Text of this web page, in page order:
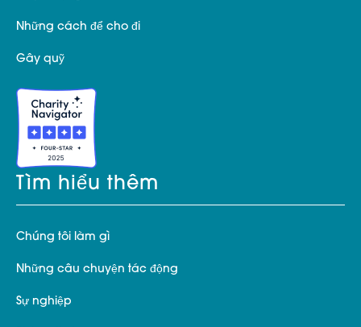
Những cách để cho đi
Gây quỹ
Tìm hiểu thêm
Chúng tôi làm gì
Những câu chuyện tác động
Sự nghiệp